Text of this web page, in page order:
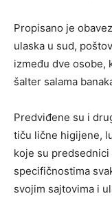
Propisano je
ulaska u sud,
između dve osobe,
šalter salama
Predviđene su i
tiču lične higijene,
koje su
specifičnostima
svojim sajtovima i